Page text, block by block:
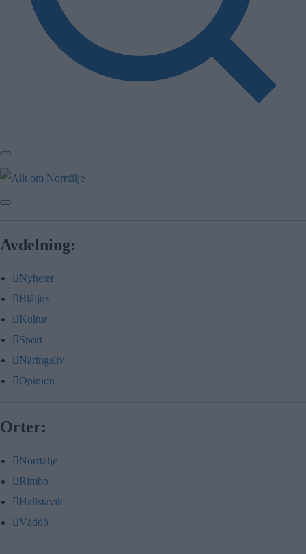
Avdelning:
Nyheter
Blåljus
Kultur
Sport
Näringsliv
Opinion
Orter:
Norrtälje
Rimbo
Hallstavik
Väddö